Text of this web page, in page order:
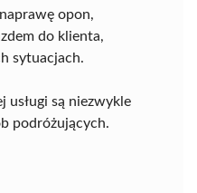
opon,
do klienta,
sytuacjach.
usługi są niezwykle
podróżujących.